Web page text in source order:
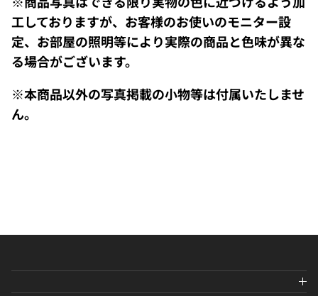
工しておりますが、お客様のお使いのモニター設
定、お部屋の照明等により実際の商品と色味が異な
る場合がございます。
※本商品以外の写真掲載の小物等は付属いたしませ
ん。